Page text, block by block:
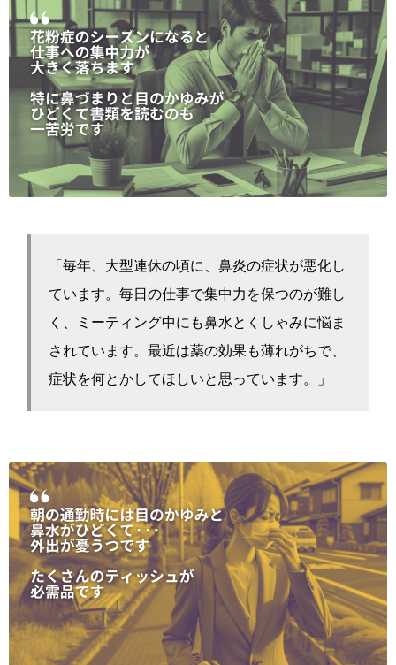
「毎年、大型連休の頃に、鼻炎の症状が悪化し
ています。毎日の仕事で集中力を保つのが難し
く、ミーティング中にも鼻水とくしゃみに悩ま
されています。最近は薬の効果も薄れがちで、
症状を何とかしてほしいと思っています。」